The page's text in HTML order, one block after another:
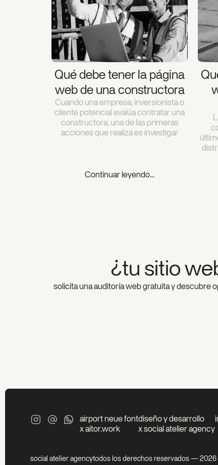
Qué debe tener la página
web de una constructora
Cuando una empresa, inversionista o
cliente potencial evalúa contratar una
constructora, una de las primeras
acciones que realiza es investigar
Continuar leyendo...
¿tu sitio
solicita una auditoría web gratuita y descubre
airport neue font
x aitor.work
diseño y desarrollo
x social atelier agency
social atelier agencytodos los derechos reservados — 2026